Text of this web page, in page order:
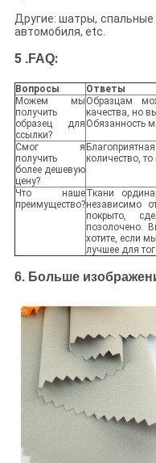
Другие: шатры,
автомобиля, etc.
5.FAQ:
Вопросы
Ответы
Можем мы
получить
образец для
ссылки?
Образцам
качества, но
Обязанность
Смог я
получить
более дешевую
цену?
количество, то
Что наше
преимущество?
Ткани
независимо
покрыто,
позолочено.
хотите, если
лучшее для
6. Больше